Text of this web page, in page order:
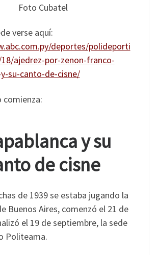
Foto Cubatel
verse aquí:
deportes/polideporti
ajedrez-por-zenon-franco-
su-canto-de-cisne/
comienza:
y su
de cisne
de 1939 se estaba jugando la
Buenos Aires, comenzó el 21 de
el 19 de septiembre, la sede
Politeama.